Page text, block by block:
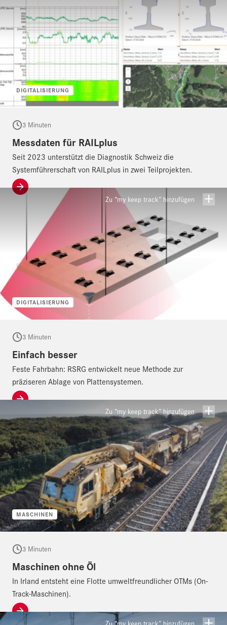
DIGITALISIERUNG
3 Minuten
Messdaten für RAILplus
Seit 2023 unterstützt die Diagnostik Schweiz die
Systemführerschaft von RAILplus in zwei Teilprojekten.
DIGITALISIERUNG
Zu “my keep track” hinzufügen
3 Minuten
Einfach besser
Feste Fahrbahn: RSRG entwickelt neue Methode zur
präziseren Ablage von Plattensystemen.
MASCHINEN
Zu “my keep track” hinzufügen
3 Minuten
Maschinen ohne Öl
In Irland entsteht eine Flotte umweltfreundlicher OTMs (On-
Track-Maschinen).